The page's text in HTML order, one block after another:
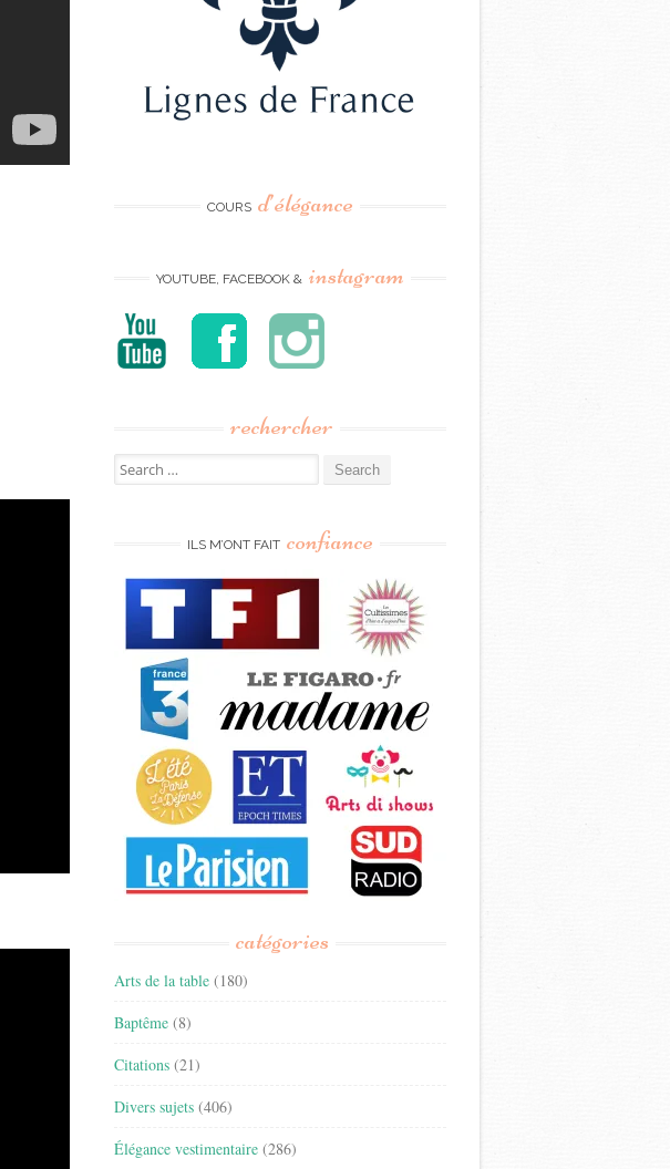
COURS d’élégance
YOUTUBE, FACEBOOK & instagram
rechercher
Search
for:
ILS M’ONT FAIT confiance
catégories
Arts de la table (180)
Baptême (8)
Citations (21)
Divers sujets (406)
Élégance vestimentaire (286)